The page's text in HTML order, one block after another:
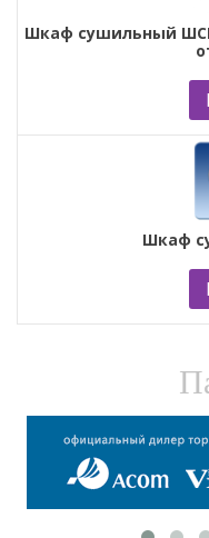
Шкаф сушильный
Шкаф